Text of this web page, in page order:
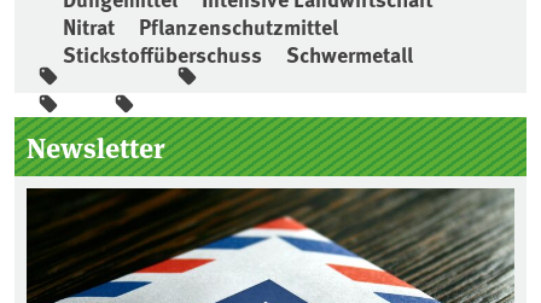
Nitrat
Pflanzenschutzmittel
Stickstoffüberschuss
Schwermetall
Seitenleiste
Newsletter